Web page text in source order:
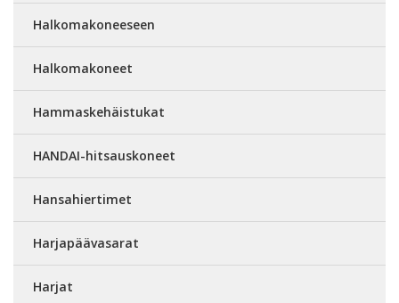
Halkomakoneeseen
Halkomakoneet
Hammaskehäistukat
HANDAI-hitsauskoneet
Hansahiertimet
Harjapäävasarat
Harjat